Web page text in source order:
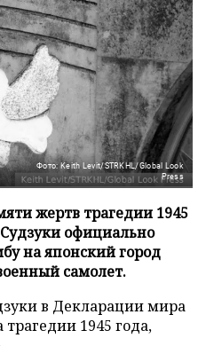
Фото: Keith Levit/STRKHL/Global Look
Press
жертв трагедии 1945
официально
на японский город
самолет.
в Декларации мира
1945 года,